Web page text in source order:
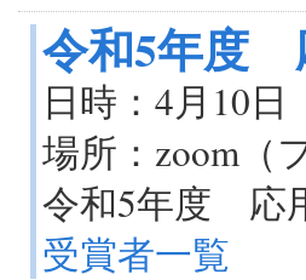
令和5年度
日時：4月10
場所：zoom（
令和5年度 応
受賞者一覧